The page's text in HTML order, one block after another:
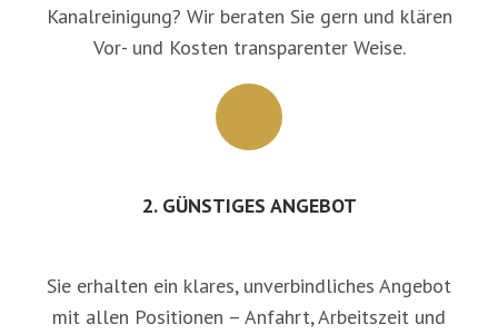
Kanalreinigung? Wir beraten Sie gern und klären
Vor- und Kosten transparenter Weise.
2. GÜNSTIGES ANGEBOT
Sie erhalten ein klares, unverbindliches Angebot
mit allen Positionen – Anfahrt, Arbeitszeit und